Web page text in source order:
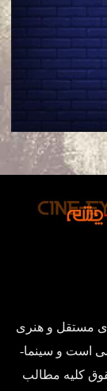
مستقل و هنری
است و سینما-
کلیه مطالب